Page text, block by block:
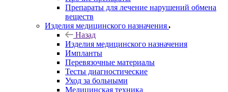
Препараты для лечение нарушений обмена
веществ
Изделия медицинского назначения
Назад
Изделия медицинского назначения
Импланты
Перевязочные материалы
Тесты диагностические
Уход за больными
Медицинская техника